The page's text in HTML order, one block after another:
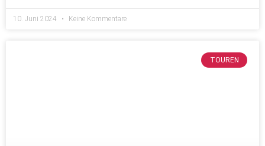
10. Juni 2024 Keine Kommentare
TOUREN